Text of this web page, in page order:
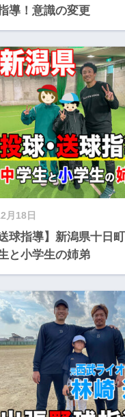
導！意識の変更
月18日
球指導】新潟県十日
と小学生の姉弟